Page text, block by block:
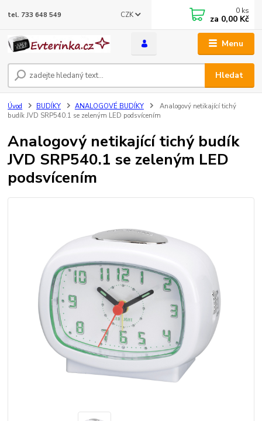
Menu
CZK
Hledat
tel. 733 648 549 0 ks
za 0,00 Kč
Úvod BUDÍKY ANALOGOVÉ BUDÍKY
Analogový netikající tichý
budík JVD SRP540.1 se zeleným LED podsvícením
Analogový netikající tichý budík
JVD SRP540.1 se zeleným LED
podsvícením